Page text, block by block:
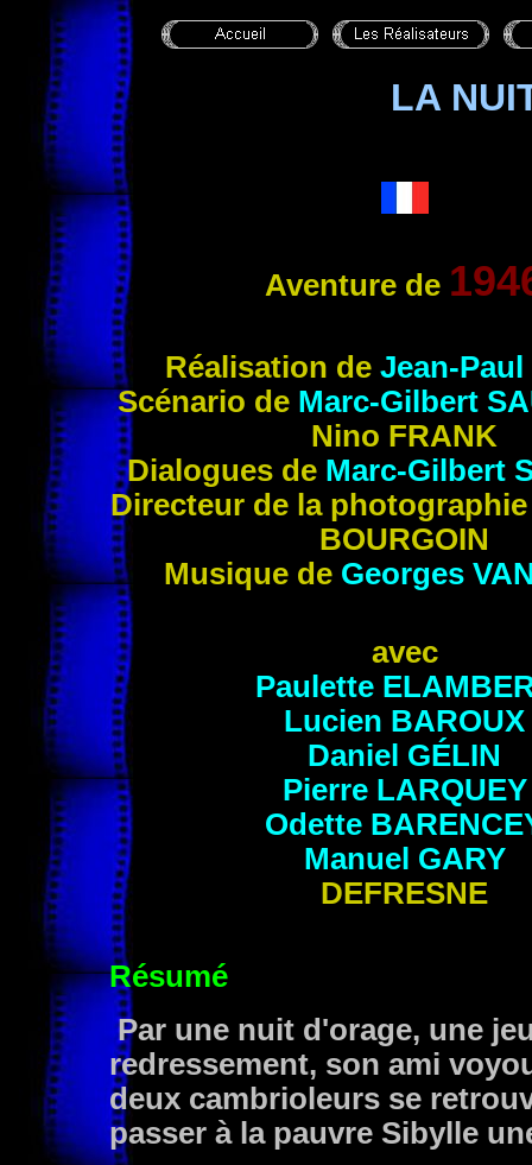
LA
Aventure de
Réalisation de Jean-Paul
Scénario de Marc-Gilbert
Nino FRANK
Dialogues de Marc-Gilbert
Directeur de la photographie
BOURGOIN
Musique de Georges
avec
Paulette
Lucien BAROUX
Daniel GÉLIN
Pierre LARQUEY
Odette
Manuel GARY
DEFRESNE
Résumé
Par une nuit d'orage, une
redressement, son ami
deux cambrioleurs se
passer à la pauvre Sibylle